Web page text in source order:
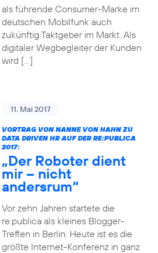
als führende Consumer-Marke im
deutschen Mobilfunk auch
zukünftig Taktgeber im Markt. Als
digitaler Wegbegleiter der Kunden
wird […]
11. Mai 2017
VORTRAG VON NANNE VON HAHN ZU
DATA DRIVEN HR AUF DER RE:PUBLICA
2017:
„Der Roboter dient
mir – nicht
andersrum“
Vor zehn Jahren startete die
re:publica als kleines Blogger-
Treffen in Berlin. Heute ist es die
größte Internet-Konferenz in ganz